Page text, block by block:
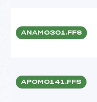
ANAM0301.FFS
APOM0141.FFS